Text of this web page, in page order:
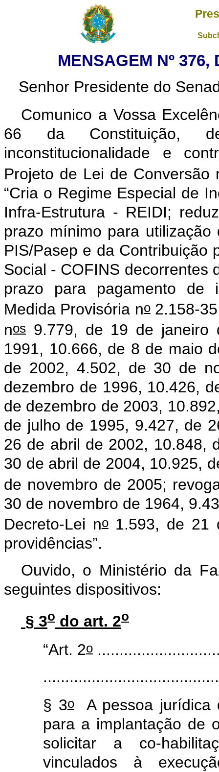
MENSAGEM Nº 376,
Senhor Presidente do
Comunico a Vossa
66 da Constituição,
inconstitucionalidade e
Projeto de Lei de Conversão
“Cria o Regime Especial de
Infra-Estrutura - REIDI;
prazo mínimo para
PIS/Pasep e da Contribuição
Social - COFINS decorrentes
prazo para pagamento de
Medida Provisória no2.158-
nos 9.779, de 19 de
1991, 10.666, de 8 de maio
de 2002, 4.502, de 30 de
dezembro de 1996, 10.426,
de dezembro de 2003,
de julho de 1995, 9.427, de
26 de abril de 2002, 10.848,
30 de abril de 2004, 10.925,
de novembro de 2005;
30 de novembro de 1964,
Decreto-Lei no1.593, de 21
providências”.
Ouvido, o Ministério da
seguintes dispositivos:
§ 3o do art. 2o
“Art. 2o
§ 3oA pessoa jurídica
para a implantação de
solicitar a co-
vinculados à